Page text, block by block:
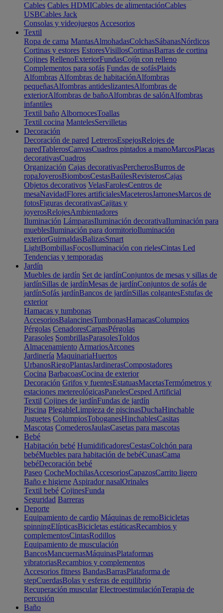
Cables Cables HDMICables de alimentaciónCables
USBCables Jack
Consolas y videojuegos Accesorios
Textil
Ropa de cama MantasAlmohadasColchasSábanasNórdicos
Cortinas y estores EstoresVisillosCortinasBarras de cortina
Cojines RellenoExteriorFundasCojín con relleno
Complementos para sofás Fundas de sofásPlaids
Alfombras Alfombras de habitaciónAlfombras
pequeñasAlfombras antideslizantesAlfombras de
exteriorAlfombras de bañoAlfombras de salónAlfombras
infantiles
Textil baño AlbornocesToallas
Textil cocina MantelesServilletas
Decoración
Decoración de pared LetrerosEspejosRelojes de
paredTablerosCanvasCuadros pintados a manoMarcosPlacas
decorativasCuadros
Organización Cajas decorativasPercherosBurros de
ropaJoyerosBiombosCestasBaúlesRevisterosCajas
Objetos decorativos VelasFarolesCentros de
mesaNavidadFlores artificialesMaceterosJarronesMarcos de
fotosFiguras decorativasCajitas y
joyerosRelojesAmbientadores
Iluminación LámparasIluminación decorativaIluminación para
mueblesIluminación para dormitorioIluminación
exteriorGuirnaldasBalizasSmart
LightBombillasFocosIluminación con rielesCintas Led
Tendencias y temporadas
Jardín
Muebles de jardín Set de jardínConjuntos de mesas y sillas de
jardínSillas de jardínMesas de jardínConjuntos de sofás de
jardínSofás jardínBancos de jardínSillas colgantesEstufas de
exterior
Hamacas y tumbonas
AccesoriosBalancinesTumbonasHamacasColumpios
Pérgolas CenadoresCarpasPérgolas
Parasoles SombrillasParasolesToldos
Almacenamiento ArmariosArcones
Jardinería MaquinariaHuertos
UrbanosRiegoPlantasJardinerasCompostadores
Cocina BarbacoasCocina de exterior
Decoración Grifos y fuentesEstatuasMacetasTermómetros y
estaciones metereológicasPanelesCesped Artificial
Textil Cojines de jardínFundas de jardín
Piscina PlegableLimpieza de piscinasDuchaHinchable
Juguetes ColumpiosToboganesHinchablesCasitas
Mascotas ComederosJaulasCasetas para mascotas
Bebé
Habitación bebé HumidificadoresCestasColchón para
bebéMuebles para habitación de bebéCunasCama
bebéDecoración bebé
Paseo CocheMochilasAccesoriosCapazosCarrito ligero
Baño e higiene Aspirador nasalOrinales
Textil bebé CojinesFunda
Seguridad Barreras
Deporte
Equipamiento de cardio Máquinas de remoBicicletas
spinningElípticasBicicletas estáticasRecambios y
complementosCintasRodillos
Equipamiento de musculación
BancosMancuernasMáquinasPlataformas
vibratoriasRecambios y complementos
Accesorios fitness BandasBarrasPlataforma de
stepCuerdasBolas y esferas de equilibrio
Recuperación muscular ElectroestimulaciónTerapia de
percusión
Baño